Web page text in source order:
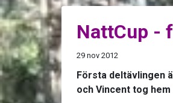
NattCup -
29 nov 2012
Första deltävlingen
och Vincent tog